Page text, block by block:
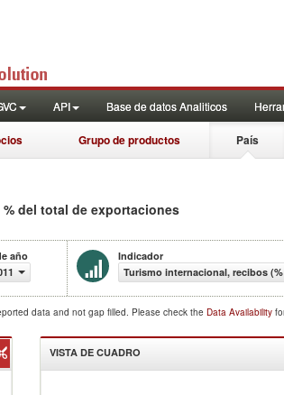
API Base de datos Analiticos
Grupo de productos País
% del total de exportaciones
año
Indicador
Turismo internacional, recibos
data and not gap filled. Please check the Data Availability
VISTA DE CUADRO